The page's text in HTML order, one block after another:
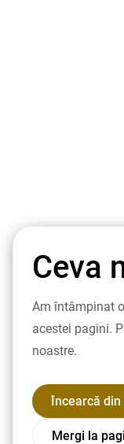
Ceva
Am întâmpinat
acestei pagini.
noastre.
Încearcă din
Mergi la